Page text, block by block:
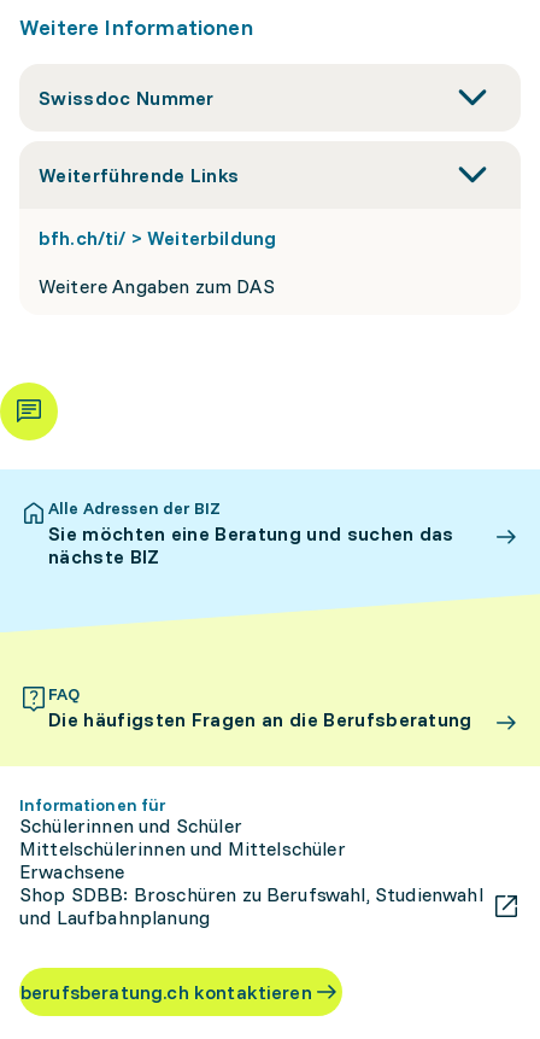
Weitere Informationen
Swissdoc Nummer
Weiterführende Links
bfh.ch/ti/ > Weiterbildung
Weitere Angaben zum DAS
Alle Adressen der BIZ
Sie möchten eine Beratung und suchen das
nächste BIZ
FAQ
Die häufigsten Fragen an die Berufsberatung
Informationen für
Schülerinnen und Schüler
Mittelschülerinnen und Mittelschüler
Erwachsene
Shop SDBB: Broschüren zu Berufswahl, Studienwahl
und Laufbahnplanung
berufsberatung.ch kontaktieren